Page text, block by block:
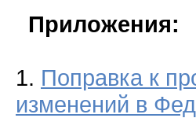
Приложения:
1. Поправка к
изменений в